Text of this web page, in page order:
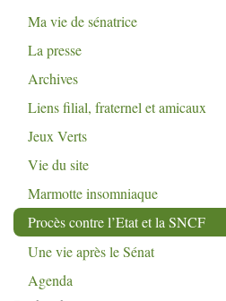
Ma vie de sénatrice
La presse
Archives
Liens filial, fraternel et amicaux
Jeux Verts
Vie du site
Marmotte insomniaque
Procès contre l’Etat et laSNCF
Une vie après le Sénat
Agenda